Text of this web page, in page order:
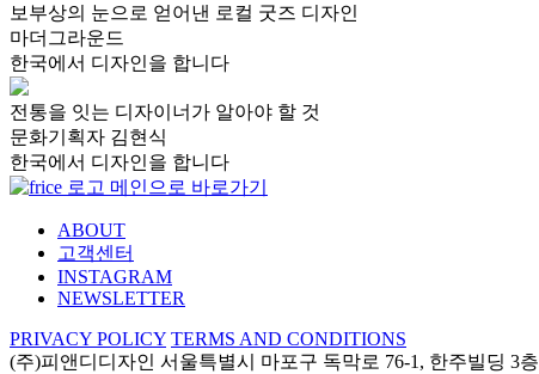
보부상의 눈으로 얻어낸 로컬 굿즈 디자인
마더그라운드
한국에서 디자인을 합니다
전통을 잇는 디자이너가 알아야 할 것
문화기획자 김현식
한국에서 디자인을 합니다
ABOUT
고객센터
INSTAGRAM
NEWSLETTER
PRIVACY POLICY TERMS AND CONDITIONS
(주)피앤디디자인 서울특별시 마포구 독막로 76-1, 한주빌딩 3층